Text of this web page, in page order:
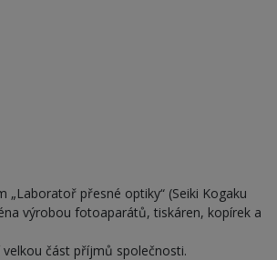
přesné optiky“ (Seiki Kogaku
výrobou fotoaparátů, tiskáren, kopírek a
část příjmů společnosti.